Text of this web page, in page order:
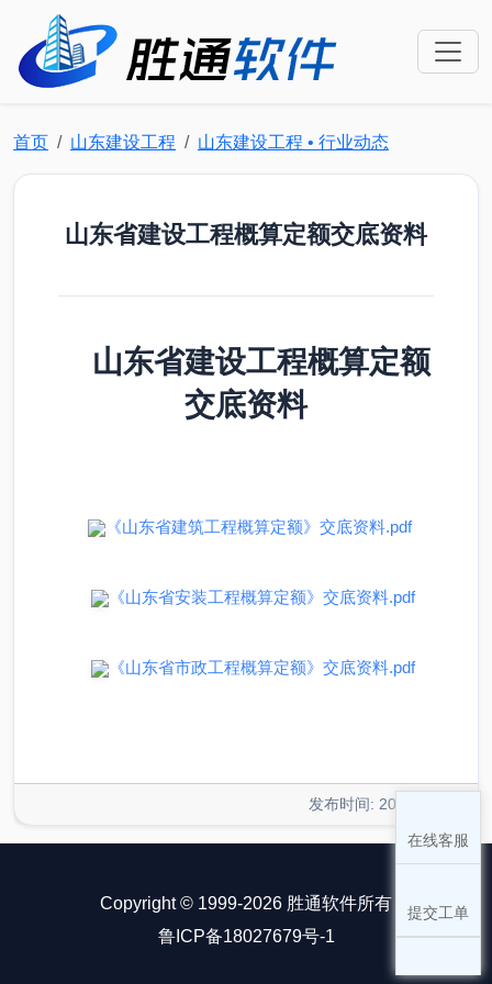
在线客服
提交工单
首页 山东建设工程 山东建设工程 • 行业动态
山东省建设工程概算定额交底资料
山东省建设工程概算定额
交底资料
《山东省建筑工程概算定额》交底资料.pdf
《山东省安装工程概算定额》交底资料.pdf
《山东省市政工程概算定额》交底资料.pdf
发布时间: 2018-09-26
Copyright © 1999-2026 胜通软件所有
鲁ICP备18027679号-1